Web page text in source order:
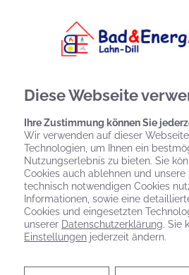
Fliesen für Ihren
Diese Webseite
Ihre Zustimmung können Sie
Wir verwenden auf dieser
Technologien, um Ihnen ein
Nutzungserlebnis zu bieten. Sie
Cookies auch ablehnen und
technisch notwendigen Cookies
Informationen, sowie eine
Cookies und eingesetzten
unserer Datenschutzerklärung. Sie
Einstellungen jederzeit ändern.